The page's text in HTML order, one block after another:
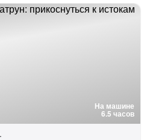
На машине
6.5 часов